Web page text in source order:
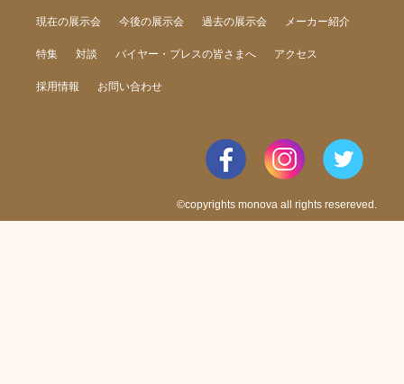
現在の展示会 今後の展示会 過去の展示会 メーカー紹介
特集 対談 バイヤー・プレスの皆さまへ アクセス
採用情報 お問い合わせ
©copyrights monova all rights resereved.